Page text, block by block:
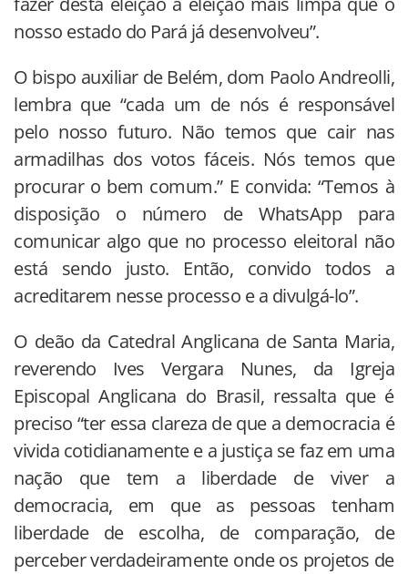
nosso estado do Pará já desenvolveu”.
O bispo auxiliar de Belém, dom Paolo Andreolli,
lembra que “cada um de nós é responsável
pelo nosso futuro. Não temos que cair nas
armadilhas dos votos fáceis. Nós temos que
procurar o bem comum.” E convida: “Temos à
disposição o número de WhatsApp para
comunicar algo que no processo eleitoral não
está sendo justo. Então, convido todos a
acreditarem nesse processo e a divulgá-lo”.
O deão da Catedral Anglicana de Santa Maria,
reverendo Ives Vergara Nunes, da Igreja
Episcopal Anglicana do Brasil, ressalta que é
preciso “ter essa clareza de que a democracia é
vivida cotidianamente e a justiça se faz em uma
nação que tem a liberdade de viver a
democracia, em que as pessoas tenham
liberdade de escolha, de comparação, de
perceber verdadeiramente onde os projetos de